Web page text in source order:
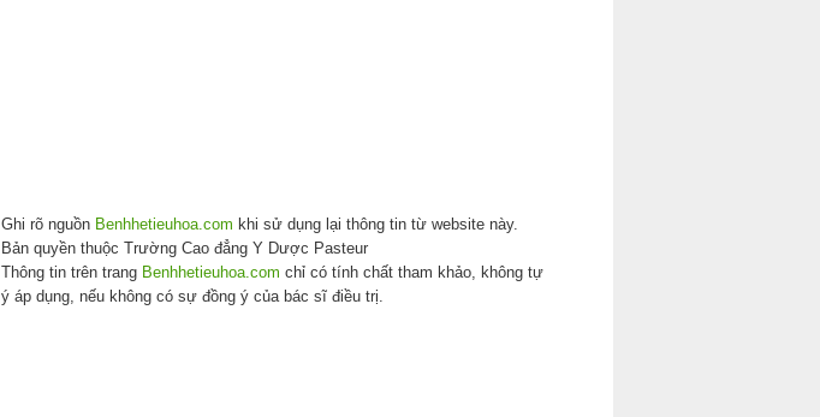
Ghi rõ nguồn Benhhetieuhoa.com khi sử dụng lại thông tin từ website này.
Bản quyền thuộc Trường Cao đẳng Y Dược Pasteur
Thông tin trên trang Benhhetieuhoa.com chỉ có tính chất tham khảo, không tự
ý áp dụng, nếu không có sự đồng ý của bác sĩ điều trị.